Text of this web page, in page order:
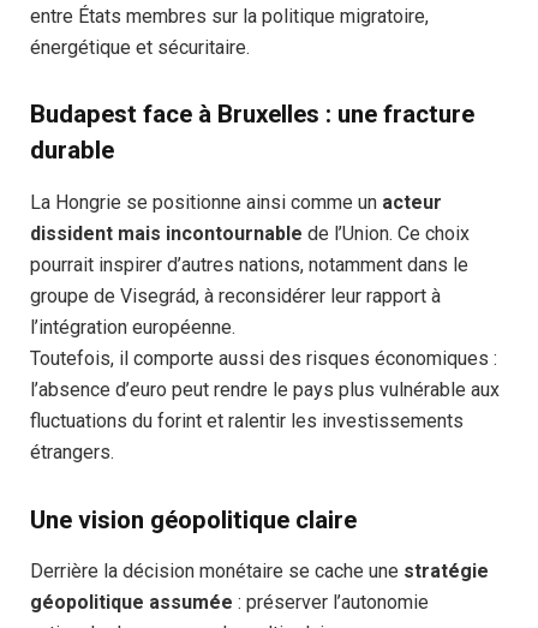
entre États membres sur la politique migratoire,
énergétique et sécuritaire.
Budapest face à Bruxelles : une fracture
durable
La Hongrie se positionne ainsi comme un acteur
dissident mais incontournable de l’Union. Ce choix
pourrait inspirer d’autres nations, notamment dans le
groupe de Visegrád, à reconsidérer leur rapport à
l’intégration européenne.
Toutefois, il comporte aussi des risques économiques :
l’absence d’euro peut rendre le pays plus vulnérable aux
fluctuations du forint et ralentir les investissements
étrangers.
Une vision géopolitique claire
Derrière la décision monétaire se cache une stratégie
géopolitique assumée : préserver l’autonomie